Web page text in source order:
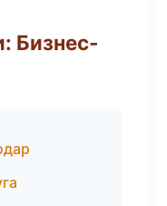
Бизнес-